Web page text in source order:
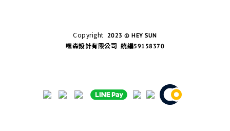
Copyright 2023 © HEY SUN
嘿森設計有限公司 統編59158370